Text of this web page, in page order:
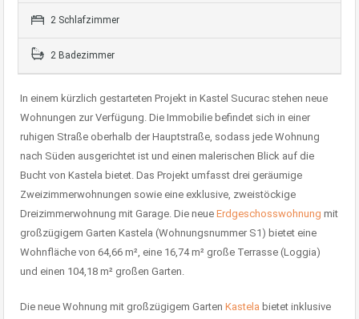
2 Schlafzimmer
2 Badezimmer
In einem kürzlich gestarteten Projekt in Kastel Sucurac stehen neue
Wohnungen zur Verfügung. Die Immobilie befindet sich in einer
ruhigen Straße oberhalb der Hauptstraße, sodass jede Wohnung
nach Süden ausgerichtet ist und einen malerischen Blick auf die
Bucht von Kastela bietet. Das Projekt umfasst drei geräumige
Zweizimmerwohnungen sowie eine exklusive, zweistöckige
Dreizimmerwohnung mit Garage. Die neue Erdgeschosswohnung mit
großzügigem Garten Kastela (Wohnungsnummer S1) bietet eine
Wohnfläche von 64,66 m², eine 16,74 m² große Terrasse (Loggia)
und einen 104,18 m² großen Garten.
Die neue Wohnung mit großzügigem Garten Kastela bietet inklusive